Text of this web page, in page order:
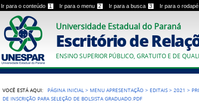
Ir para o conteúdo 1 Ir para o menu 2 Ir para a busca 3 Ir para o rodapé
Universidade Estadual do Paraná
Escritório de
ENSINO SUPERIOR PÚBLICO, GRATUITO E DE
VOCÊ ESTÁ AQUI: PÁGINA INICIAL > MENU APRESENTAÇÃO > EDITAIS >2021 >
DE INSCRIÇÃO PARA SELEÇÃO DE BOLSISTA GRADUADO.PDF